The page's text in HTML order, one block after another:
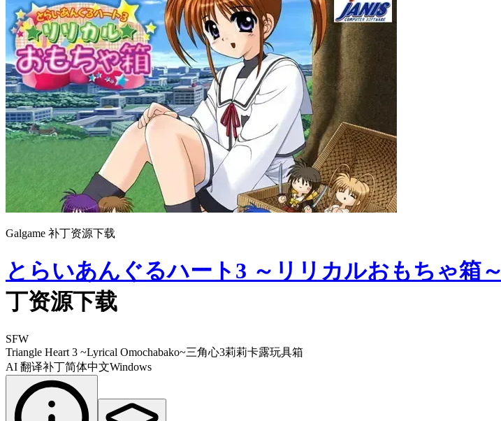
Galgame 补丁资源下载
とらいあんぐるハート3 ～リリカルおもちゃ箱～
丁资源下载
SFW
Triangle Heart 3 ~Lyrical Omochabako~三角心3莉莉卡露玩具箱
AI 翻译补丁简体中文Windows